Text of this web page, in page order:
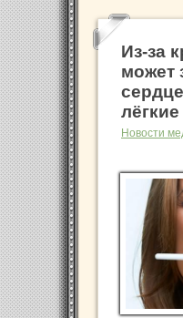
Из-за
может
лёгкие
Новости